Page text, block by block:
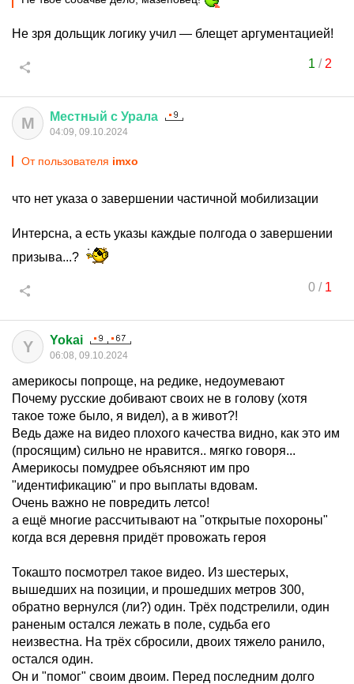
Не зря дольщик логику учил — блещет аргументацией!
1 / 2
М Местный с Урала
04:09, 09.10.2024
От пользователя imxo
что нет указа о завершении частичной мобилизации
Интерсна, а есть указы каждые полгода о завершении
призыва...?
0/ 1
Y Yokai
06:08, 09.10.2024
америкосы попроще, на редике, недоумевают
Почему русские добивают своих не в голову (хотя
такое тоже было, я видел), а в живот?!
Ведь даже на видео плохого качества видно, как это им
(просящим) сильно не нравится.. мягко говоря...
Америкосы помудрее объясняют им про
"идентификацию" и про выплаты вдовам.
Очень важно не повредить летсо!
а ещё многие рассчитывают на "открытые похороны"
когда вся деревня придёт провожать героя
Токашто посмотрел такое видео. Из шестерых,
вышедших на позиции, и прошедших метров 300,
обратно вернулся (ли?) один. Трёх подстрелили, один
раненым остался лежать в поле, судьба его
неизвестна. На трёх сбросили, двоих тяжело ранило,
остался один.
Он и "помог" своим двоим. Перед последним долго